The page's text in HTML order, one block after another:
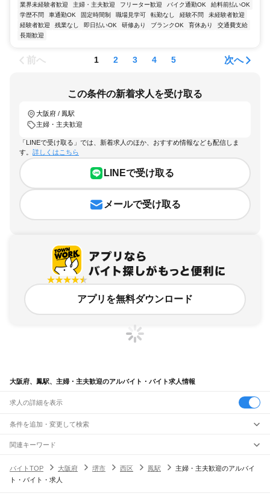
業界未経験者歓迎 主婦・主夫歓迎 フリーター歓迎 バイク通勤OK
給料前払いOK
学歴不問
車通勤OK 固定時間制 職場見学可 転勤なし 経験不問
未経験者歓迎
経験者歓迎
残業なし 即日払いOK 研修あり ブランクOK 育休あり
交通費支給
長期歓迎
前へ 1 2 3 4 5 次へ
この条件の新着求人を受け取る
大阪府 / 鳳駅
主婦・主夫歓迎
「LINEで受け取る」では、新着求人のほか、おすすめ情報なども配信しま
す。 詳しくはこちら
LINEで受け取る
メールで受け取る
アプリを無料ダウンロード
大阪府、鳳駅、主婦・主夫歓迎のアルバイト・バイト求人情報
求人の詳細を表示
条件を追加・変更して検索
市区町村を追加・変更
大阪府すべて
大阪市 すべて
駅を追加・変更
職種を追加・変更
関連キーワード
バイトTOP
大阪府 堺市 西区 鳳駅
主婦・主夫歓迎のアルバイ
ト・バイト・求人